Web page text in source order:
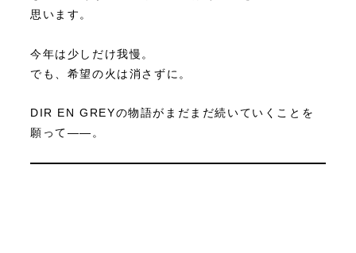
思います。
今年は少しだけ我慢。
でも、希望の火は消さずに。
DIR EN GREYの物語がまだまだ続いていくことを
願って――。